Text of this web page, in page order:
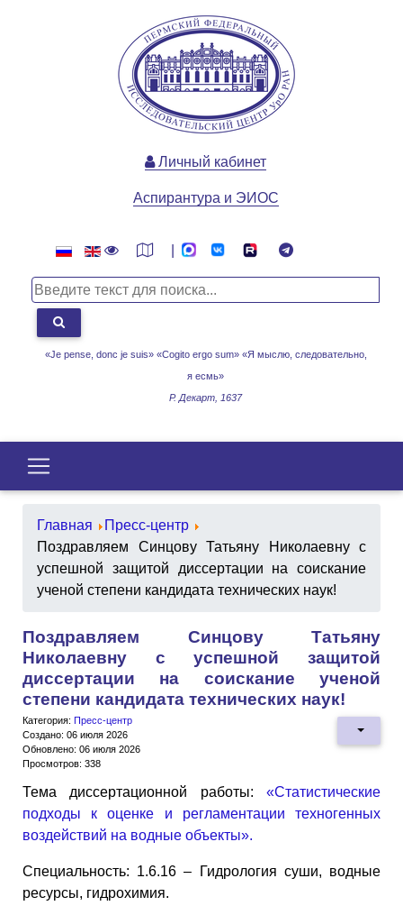
«Je pense, donc je suis» «Cogito ergo sum» «Я мыслю, следовательно,
я есмь»
Р. Декарт, 1637
Личный кабинет
Аспирантура и ЭИОС
Главная
Пресс-центр
Поздравляем Синцову Татьяну Николаевну с
успешной защитой диссертации на соискание
ученой степени кандидата технических наук!
Поздравляем Синцову Татьяну
Николаевну с успешной защитой
диссертации на соискание ученой
степени кандидата технических наук!
Категория: Пресс-центр
Создано: 06 июля 2026
Обновлено: 06 июля 2026
Просмотров: 338
Тема диссертационной работы: «Статистические
подходы к оценке и регламентации техногенных
воздействий на водные объекты».
Специальность: 1.6.16 – Гидрология суши, водные
ресурсы, гидрохимия.